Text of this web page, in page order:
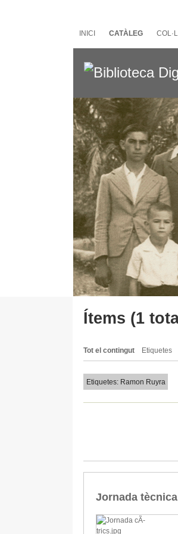
INICI CATÀLEG
Ítems (1
Tot el contingut Etiquetes
Etiquetes: Ramon Ruyra
Jornada